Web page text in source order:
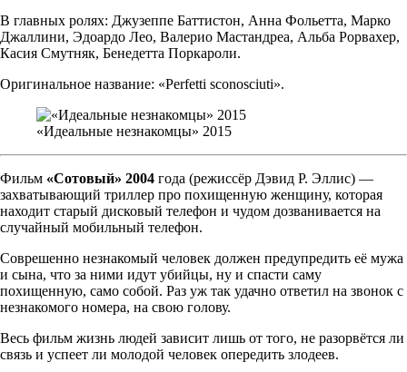
В главных ролях: Джузеппе Баттистон, Анна Фольетта, Марко
Джаллини, Эдоардо Лео, Валерио Мастандреа, Альба Рорвахер,
Касия Смутняк, Бенедетта Поркароли.
Оригинальное название: «Perfetti sconosciuti».
«Идеальные незнакомцы» 2015
Фильм «Сотовый» 2004 года (режиссёр Дэвид Р. Эллис) —
захватывающий триллер про похищенную женщину, которая
находит старый дисковый телефон и чудом дозванивается на
случайный мобильный телефон.
Соврешенно незнакомый человек должен предупредить её мужа
и сына, что за ними идут убийцы, ну и спасти саму
похищенную, само собой. Раз уж так удачно ответил на звонок с
незнакомого номера, на свою голову.
Весь фильм жизнь людей зависит лишь от того, не разорвётся ли
связь и успеет ли молодой человек опередить злодеев.